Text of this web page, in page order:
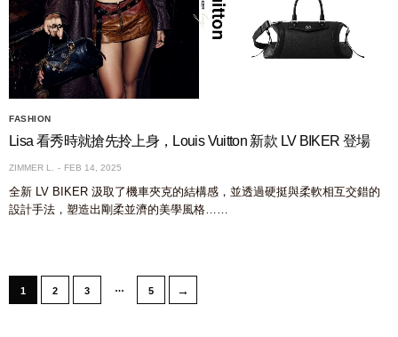
FASHION
Lisa 看秀時就搶先拎上身，Louis Vuitton 新款 LV BIKER 登場
ZIMMER L. FEB 14, 2025
全新 LV BIKER 汲取了機車夾克的結構感，並透過硬挺與柔軟相互交錯的
設計手法，塑造出剛柔並濟的美學風格……
1 2 3 … 5 →